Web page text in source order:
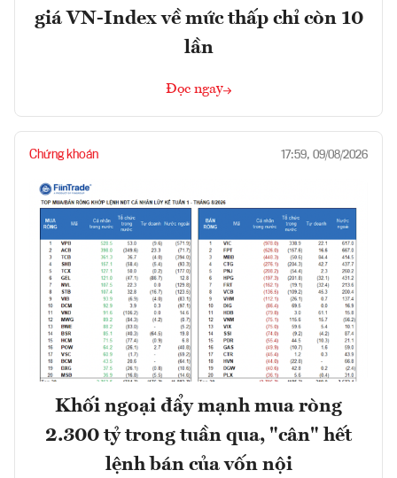
giá VN-Index về mức thấp chỉ còn 10
lần
Đọc ngay
Chứng khoán 17:59, 09/08/2026
Khối ngoại đẩy mạnh mua ròng
2.300 tỷ trong tuần qua, "cân" hết
lệnh bán của vốn nội